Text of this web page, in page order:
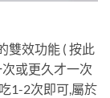
雙效功能 ( 按此
或更久才一次
1-2次即可,屬於